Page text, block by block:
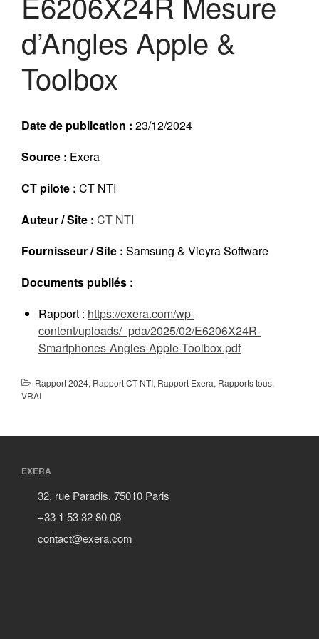
Réalisations récentes
Rapports en ligne (Abonnés)
Galerie
d’Angles Apple &
Toolbox
Date de publication : 23/12/2024
Source : Exera
CT pilote : CT NTI
Auteur / Site : CT NTI
Fournisseur / Site : Samsung & Vieyra Software
Documents publiés :
Rapport : https://exera.com/wp-
content/uploads/_pda/2025/02/E6206X24R-
Smartphones-Angles-Apple-Toolbox.pdf
Rapport 2024, Rapport CT NTI, Rapport Exera, Rapports tous,
VRAI
EXERA
32, rue Paradis, 75010 Paris
+33 1 53 32 80 08
contact@exera.com